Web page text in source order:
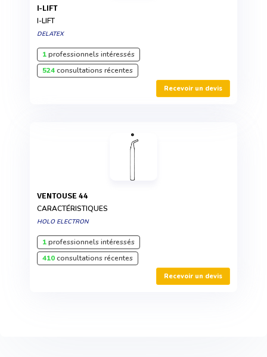
I-LIFT
I-LIFT
DELATEX
1professionnels intéressés
524consultations récentes
Recevoir un devis
VENTOUSE 44
CARACTÉRISTIQUES
HOLO ELECTRON
1professionnels intéressés
410consultations récentes
Recevoir un devis